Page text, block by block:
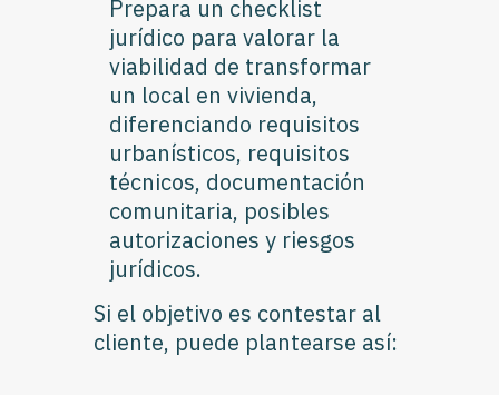
Prepara un checklist
jurídico para valorar la
viabilidad de transformar
un local en vivienda,
diferenciando requisitos
urbanísticos, requisitos
técnicos, documentación
comunitaria, posibles
autorizaciones y riesgos
jurídicos.
Si el objetivo es contestar al
cliente, puede plantearse así: